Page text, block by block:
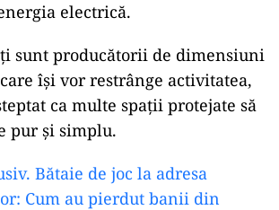
electrică.
sunt producătorii de dimensiuni
își vor restrânge activitatea,
ca multe spații protejate să
pur și simplu.
Bătaie de joc la adresa
Cum au pierdut banii din